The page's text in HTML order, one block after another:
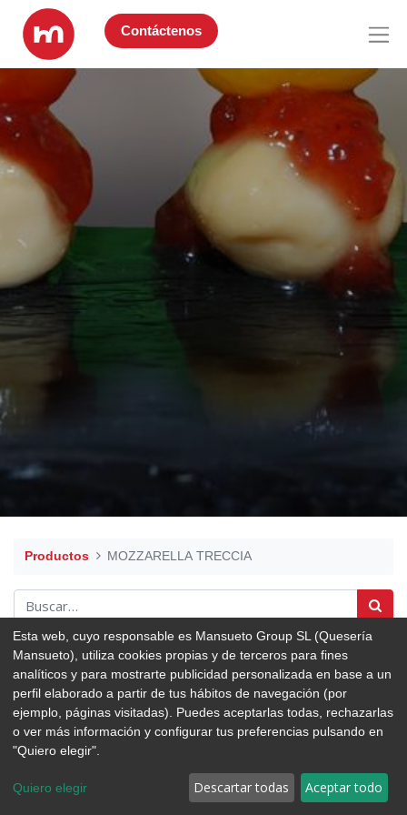
Contáctenos
Productos MOZZARELLA TRECCIA
Esta web, cuyo responsable es Mansueto Group SL (Quesería
Mansueto), utiliza cookies propias y de terceros para fines
analíticos y para mostrarte publicidad personalizada en base a un
perfil elaborado a partir de tus hábitos de navegación (por
ejemplo, páginas visitadas). Puedes aceptarlas todas, rechazarlas
o ver más información y configurar tus preferencias pulsando en
"Quiero elegir".
Quiero elegir Descartar todas Aceptar todo